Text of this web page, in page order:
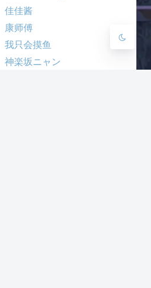
佳佳酱
康师傅
我只会摸鱼
神楽坂ニャン